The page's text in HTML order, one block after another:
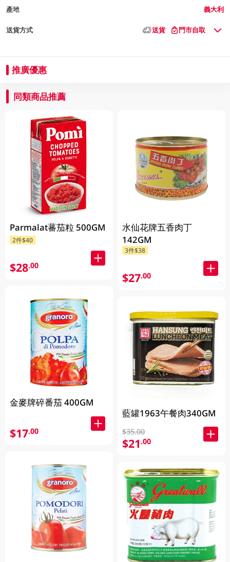
產地 義大利
送貨方式 送貨 門市自取
推廣優惠
同類商品推薦
Parmalat蕃茄粒 500GM
2件$40
$28.00
金麥牌碎番茄 400GM
$17.00
水仙花牌五香肉丁
142GM
3件$38
$27.00
藍罐1963午餐肉340GM
$35.00
$21.00